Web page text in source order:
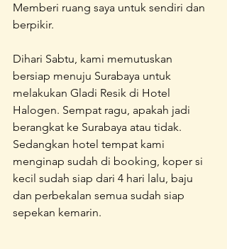
Memberi ruang saya untuk sendiri dan
berpikir.
Dihari Sabtu, kami memutuskan
bersiap menuju Surabaya untuk
melakukan Gladi Resik di Hotel
Halogen. Sempat ragu, apakah jadi
berangkat ke Surabaya atau tidak.
Sedangkan hotel tempat kami
menginap sudah di booking, koper si
kecil sudah siap dari 4 hari lalu, baju
dan perbekalan semua sudah siap
sepekan kemarin.